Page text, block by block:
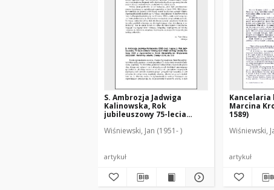
S. Ambrozja Jadwiga
Kalinowska, Rok
jubileuszowy 75-lecia
Jadwigi Józefy Kuleszy OSB
2006/2007 : [recenzja]
Wiśniewski, Jan (1951- )
artykuł
Kancelaria
Marcina
1589)
Wiśniewski,
artykuł